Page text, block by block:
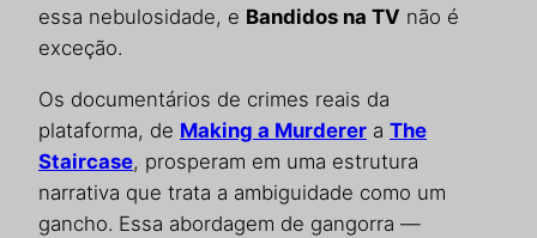
essa nebulosidade, e Bandidos na TV não é
exceção.
Os documentários de crimes reais da
plataforma, de Making a Murderer a The
Staircase, prosperam em uma estrutura
narrativa que trata a ambiguidade como um
gancho. Essa abordagem de gangorra —